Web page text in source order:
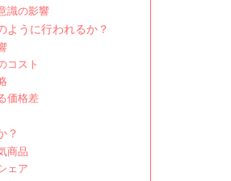
識の影響
ように行われるか？
コスト
価格差
？
商品
ェア